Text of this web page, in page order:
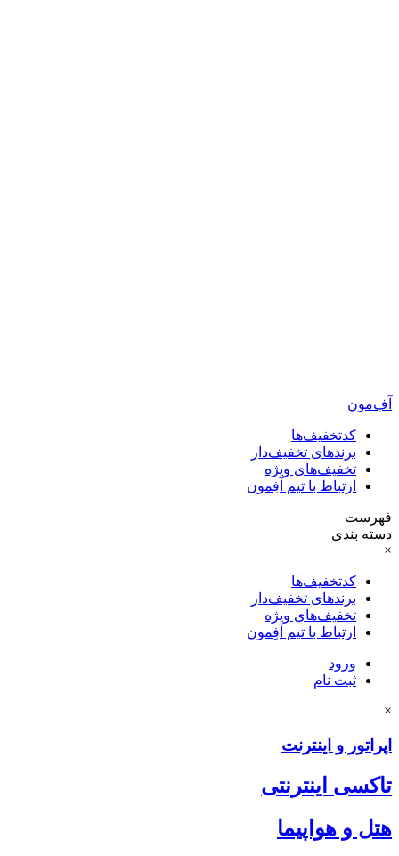
آفِ‌مون
کدتخفیف‌ها
برندهای تخفیف‌دار
تخفیف‌های ویژه
ارتباط با تیم آفِمون
فهرست
دسته بندی
×
کدتخفیف‌ها
برندهای تخفیف‌دار
تخفیف‌های ویژه
ارتباط با تیم آفِمون
ورود
ثبت نام
×
اپراتور و اینترنت
تاکسی اینترنتی
هتل و هواپیما